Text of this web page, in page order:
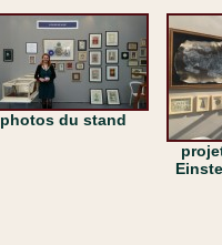
photos du stand